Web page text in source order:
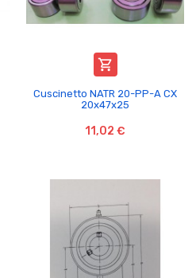

Cuscinetto NATR 20-PP-A CX
20x47x25
11,02 €